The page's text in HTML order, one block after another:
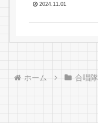
2024.11.01
ホーム 合唱隊